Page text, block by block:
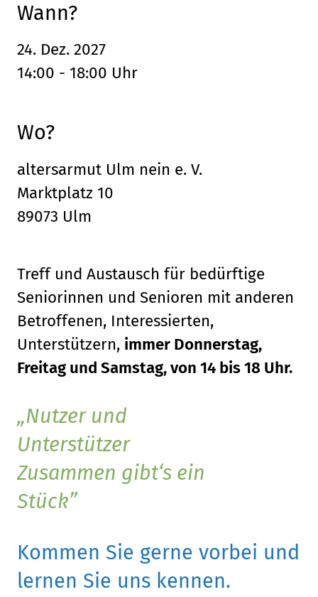
Wann?
24. Dez. 2027
14:00 - 18:00 Uhr
Wo?
altersarmut Ulm nein e. V.
Marktplatz 10
89073 Ulm
Treff und Austausch für bedürftige
Seniorinnen und Senioren mit anderen
Betroffenen, Interessierten,
Unterstützern, immer Donnerstag,
Freitag und Samstag, von 14 bis 18 Uhr.
Nutzer und
Unterstützer
Zusammen gibt‘s ein
Stück
Kommen Sie gerne vorbei und
lernen Sie uns kennen.